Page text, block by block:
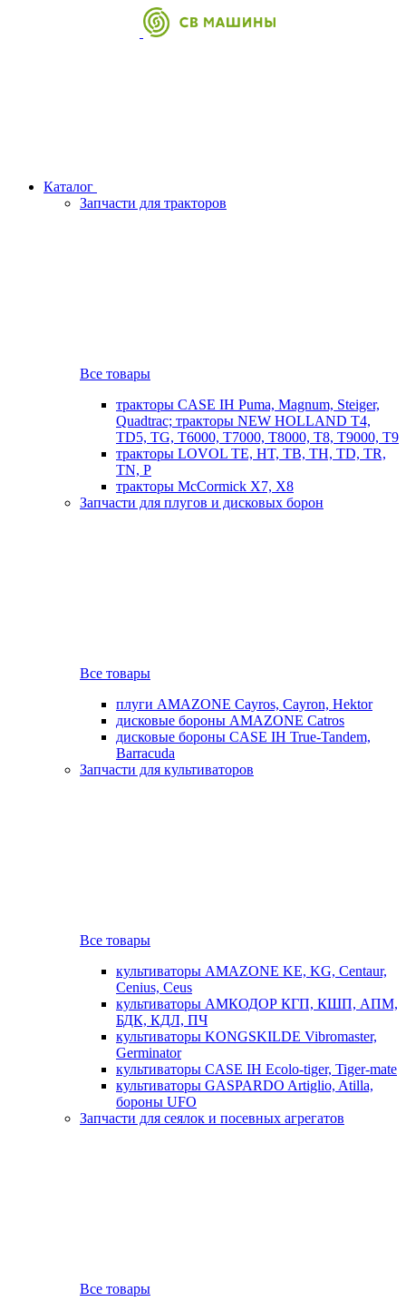
Каталог
Запчасти для тракторов
Все товары
тракторы CASE IH Puma, Magnum, Steiger,
Quadtrac; тракторы NEW HOLLAND T4,
TD5, TG, T6000, T7000, T8000, T8, T9000, T9
тракторы LOVOL TE, HT, TB, TH, TD, TR,
TN, P
тракторы McCormick X7, X8
Запчасти для плугов и дисковых борон
Все товары
плуги AMAZONE Cayros, Cayron, Hektor
дисковые бороны AMAZONE Catros
дисковые бороны CASE IH True-Tandem,
Barracuda
Запчасти для культиваторов
Все товары
культиваторы AMAZONE KE, KG, Centaur,
Cenius, Ceus
культиваторы АМКОДОР КГП, КШП, АПМ,
БДК, КДЛ, ПЧ
культиваторы KONGSKILDE Vibromaster,
Germinator
культиваторы CASE IH Ecolo-tiger, Tiger-mate
культиваторы GASPARDO Artiglio, Atilla,
бороны UFO
Запчасти для сеялок и посевных агрегатов
Все товары